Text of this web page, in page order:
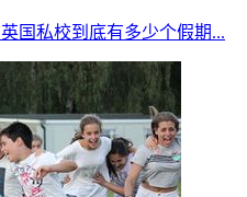
国私校到底有多少个假期...